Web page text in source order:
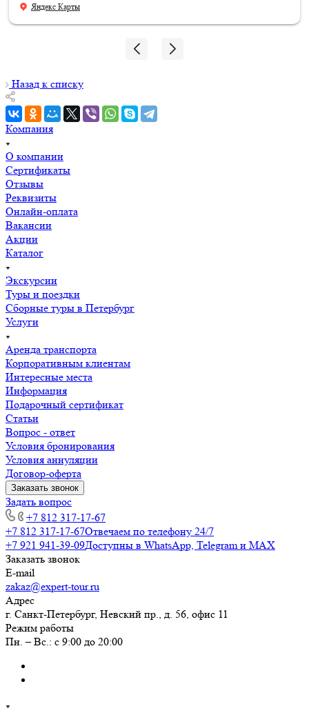
из Ростова-на-Дону. Эта была незабываемая поездка,
начиная со встречи нас на вокзале, расселением в
экскурсиями и заканчивая крышами Питера. Все наши
запомнится ночная экскурсия по водным каналам и
организован отдельный теплоход с аудио гидом. Все
три дня мы передвигались не только пешком, но и на
водителями. Анастасия смогла организовать для нас
потрясающий и незабываемый тур! Отдельное спасибо
нашему гиду Игорю, который все три дня был с нами,
мы слушали вас с огромным удовольствием, столько
интересного вы нам поведали за это время. Спасибо
огромное Эксперт Туру и Анастасии за наш отдых в
Санкт-Петербурге с 22 июля по 25 июля! Надеемся, что
увидимся ещё не раз и посмотрим с вами то, что не
удалось в этот раз!
Яндекс Карты
Назад к списку
Компания
О компании
Сертификаты
Отзывы
Реквизиты
Онлайн-оплата
Вакансии
Акции
Каталог
Экскурсии
Туры и поездки
Сборные туры в Петербург
Услуги
Аренда транспорта
Корпоративным клиентам
Интересные места
Информация
Подарочный сертификат
Статьи
Вопрос - ответ
Условия бронирования
Условия аннуляции
Договор-оферта
Заказать звонок
Задать вопрос
+7 812 317-17-67
+7 812 317-17-67Отвечаем по телефону 24/7
+7 921 941-39-09Доступны в WhatsApp, Telegram и MAX
Заказать звонок
E-mail
zakaz@expert-tour.ru
Адрес
г. Санкт-Петербург, Невский пр., д. 56, офис 11
Режим работы
Пн. – Вс.: с 9:00 до 20:00